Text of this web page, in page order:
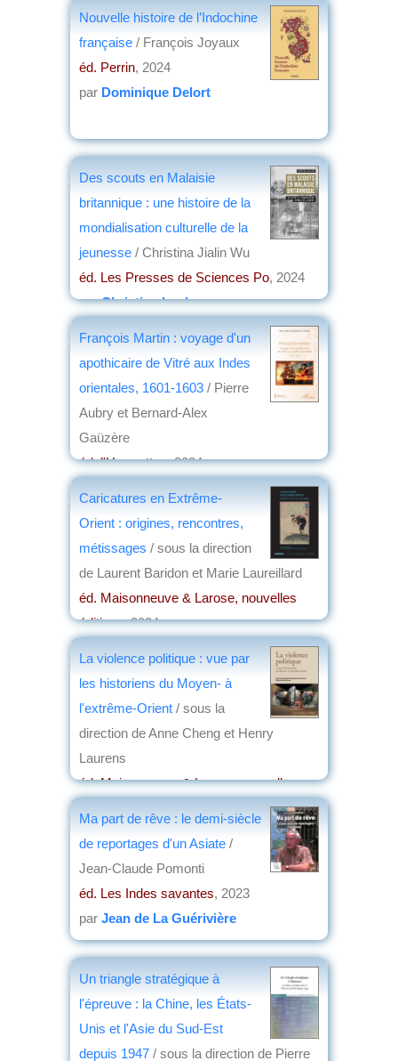
Nouvelle histoire de l’Indochine
française / François Joyaux
éd. Perrin, 2024
par Dominique Delort
Des scouts en Malaisie
britannique : une histoire de la
mondialisation culturelle de la
jeunesse / Christina Jialin Wu
éd. Les Presses de Sciences Po, 2024
parChristian Lochon
François Martin : voyage d'un
apothicaire de Vitré aux Indes
orientales, 1601-1603 / Pierre
Aubry et Bernard-Alex
Gaüzère
éd. l'Harmattan, 2024
Caricatures en Extrême-
Orient : origines, rencontres,
métissages / sous la direction
de Laurent Baridon et Marie Laureillard
éd. Maisonneuve & Larose, nouvelles
éditions, 2024
La violence politique : vue par
les historiens du Moyen- à
l'extrême-Orient / sous la
direction de Anne Cheng et Henry
Laurens
éd. Maisonneuve & Larose, nouvelles
Ma part de rêve : le demi-siècle
de reportages d'un Asiate /
Jean-Claude Pomonti
éd. Les Indes savantes, 2023
par Jean de La Guérivière
Un triangle stratégique à
l'épreuve : la Chine, les États-
Unis et l'Asie du Sud-Est
depuis 1947 / sous la direction de Pierre